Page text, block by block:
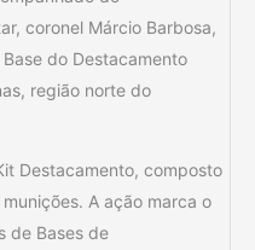
coronel Márcio Barbosa,
do Destacamento
região norte do
Destacamento, composto
A ação marca o
de Bases de